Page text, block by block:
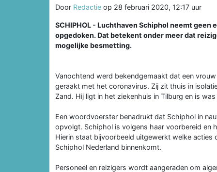
Door Redactie op 28 februari 2020, 12:17 uur
SCHIPHOL - Luchthaven Schiphol neemt
opgedoken. Dat betekent onder meer dat
mogelijke besmetting.
Vanochtend werd bekendgemaakt dat een
geraakt met het coronavirus. Zij zit thuis in
Zand. Hij ligt in het ziekenhuis in Tilburg en is
Een woordvoerster benadrukt dat Schiphol in
opvolgt. Schiphol is volgens haar voorbereid en
Hierin staat bijvoorbeeld uitgewerkt welke
Schiphol Nederland binnenkomt.
Personeel en reizigers wordt aangeraden om